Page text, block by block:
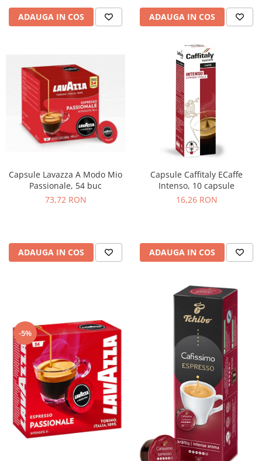
ADAUGA IN COS ADAUGA IN COS
Capsule Lavazza A Modo Mio
Passionale, 54 buc
73,72 RON
ADAUGA IN COS
Capsule Caffitaly ECaffe
Intenso, 10 capsule
16,26 RON
ADAUGA IN COS
-5%